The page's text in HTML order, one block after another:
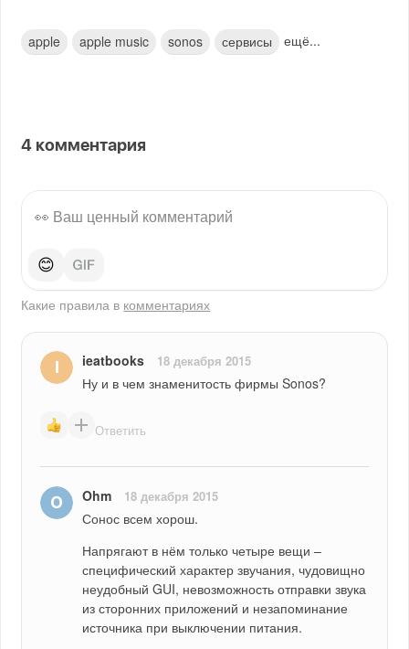
apple apple music sonos сервисы ещё...
4 комментария
😊
Какие правила в комментариях
ieatbooks 18 декабря 2015
Ну и в чем знаменитость фирмы Sonos?
Ответить
Ohm 18 декабря 2015
Сонос всем хорош.
Напрягают в нём только четыре вещи –
специфический характер звучания, чудовищно
неудобный GUI, невозможность отправки звука
из сторонних приложений и незапоминание
источника при выключении питания.